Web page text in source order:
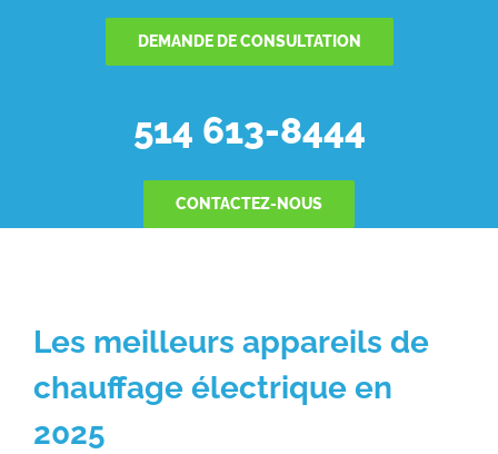
DEMANDE DE CONSULTATION
514 613-8444
CONTACTEZ-NOUS
Les meilleurs appareils de
chauffage électrique en
2025